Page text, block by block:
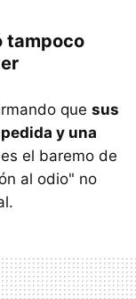
tampoco
que sus
y una
el baremo de
al odio" no